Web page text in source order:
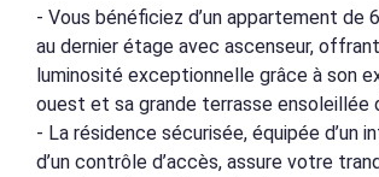
- Vous bénéficiez d’un appartement de
au dernier étage avec ascenseur,
luminosité exceptionnelle grâce à son
ouest et sa grande terrasse ensoleillée
- La résidence sécurisée, équipée d’un
d’un contrôle d’accès, assure votre